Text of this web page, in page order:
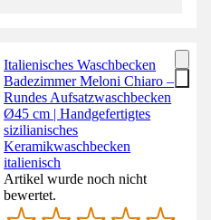
Italienisches Waschbecken
Badezimmer Meloni Chiaro –
Rundes Aufsatzwaschbecken
Ø45 cm | Handgefertigtes
sizilianisches
Keramikwaschbecken
italienisch
Artikel wurde noch nicht
bewertet.